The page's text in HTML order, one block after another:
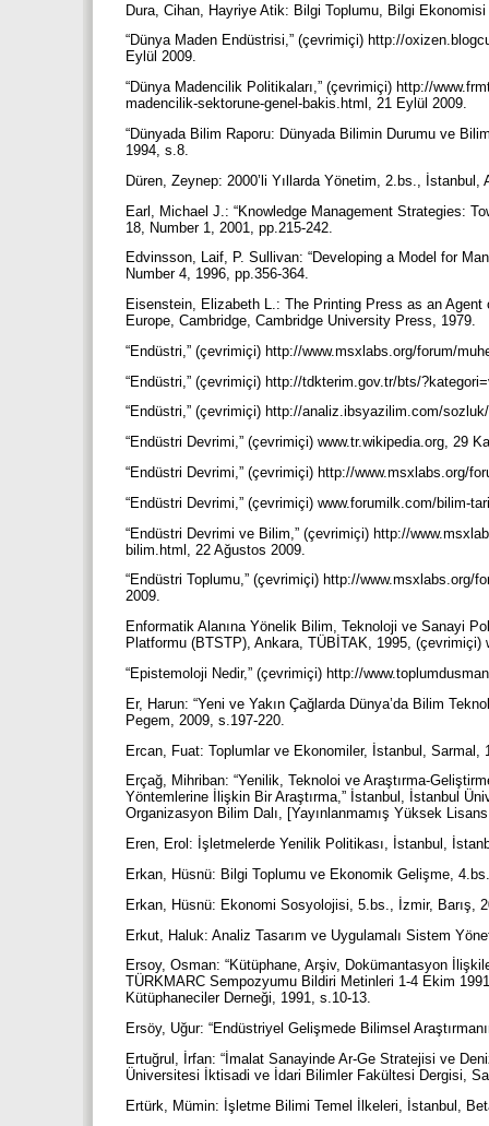
Dura, Cihan, Hayriye Atik: Bilgi Toplumu, Bilgi
“Dünya Maden Endüstrisi,” (çevrimiçi) http://
Eylül 2009.
“Dünya Madencilik Politikaları,” (çevrimiçi) http://
madencilik-sektorune-genel-bakis.html, 21 Eylül 2009.
“Dünyada Bilim Raporu: Dünyada Bilimin Durumu ve
1994, s.8.
Düren, Zeynep: 2000’li Yıllarda Yönetim, 2.bs.,
Earl, Michael J.: “Knowledge Management Strategies:
18, Number 1, 2001, pp.215-242.
Edvinsson, Laif, P. Sullivan: “Developing a Model for
Number 4, 1996, pp.356-364.
Eisenstein, Elizabeth L.: The Printing Press as an
Europe, Cambridge, Cambridge University Press, 1979.
“Endüstri,” (çevrimiçi) http://www.msxlabs.org/forum/
“Endüstri,” (çevrimiçi) http://tdkterim.gov.tr/bts/
“Endüstri,” (çevrimiçi) http://analiz.ibsyazilim.com/
“Endüstri Devrimi,” (çevrimiçi) www.tr.wikipedia.org, 29
“Endüstri Devrimi,” (çevrimiçi) http://www.msxlabs.org/
“Endüstri Devrimi,” (çevrimiçi) www.forumilk.com/bilim-
“Endüstri Devrimi ve Bilim,” (çevrimiçi) http://
bilim.html, 22 Ağustos 2009.
“Endüstri Toplumu,” (çevrimiçi) http://www.msxlabs.org/
2009.
Enformatik Alanına Yönelik Bilim, Teknoloji ve Sanayi
Platformu (BTSTP), Ankara, TÜBİTAK, 1995,
“Epistemoloji Nedir,” (çevrimiçi) http://
Er, Harun: “Yeni ve Yakın Çağlarda Dünya’da Bilim
Pegem, 2009, s.197-220.
Ercan, Fuat: Toplumlar ve Ekonomiler, İstanbul, Sarmal,
Erçağ, Mihriban: “Yenilik, Teknoloi ve Araştırma-
Yöntemlerine İlişkin Bir Araştırma,” İstanbul, İstanbul
Organizasyon Bilim Dalı, [Yayınlanmamış Yüksek
Eren, Erol: İşletmelerde Yenilik Politikası, İstanbul,
Erkan, Hüsnü: Bilgi Toplumu ve Ekonomik Gelişme,
Erkan, Hüsnü: Ekonomi Sosyolojisi, 5.bs., İzmir, Barış,
Erkut, Haluk: Analiz Tasarım ve Uygulamalı Sistem
Ersoy, Osman: “Kütüphane, Arşiv, Dokümantasyon
TÜRKMARC Sempozyumu Bildiri Metinleri 1-4 Ekim
Kütüphaneciler Derneği, 1991, s.10-13.
Ersöy, Uğur: “Endüstriyel Gelişmede Bilimsel
Ertuğrul, İrfan: “İmalat Sanayinde Ar-Ge Stratejisi ve
Üniversitesi İktisadi ve İdari Bilimler Fakültesi Dergisi,
Ertürk, Mümin: İşletme Bilimi Temel İlkeleri, İstanbul,